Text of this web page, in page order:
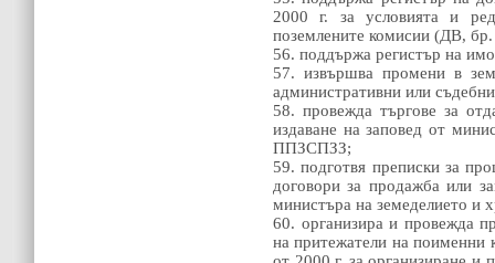
2000 г. за условията и
поземлените комисии (ДВ,
56. поддържа регистър на
57. извършва промени в
административни или
58. провежда търгове за
издаване на заповед от
ППЗСПЗЗ;
59. подготвя преписки за
договори за продажба или
министъра на земеделието
60. организира и провежда
на притежатели на